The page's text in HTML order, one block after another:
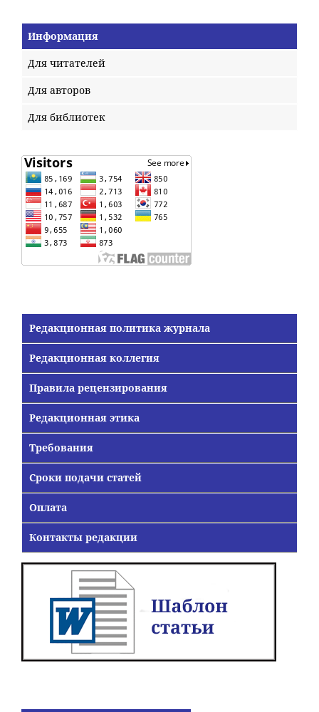
Информация
Для читателей
Для авторов
Для библиотек
Редакционная политика журнала
Редакционная коллегия
Правила рецензирования
Редакционная этика
Требования
Сроки подачи статей
Оплата
Контакты редакции